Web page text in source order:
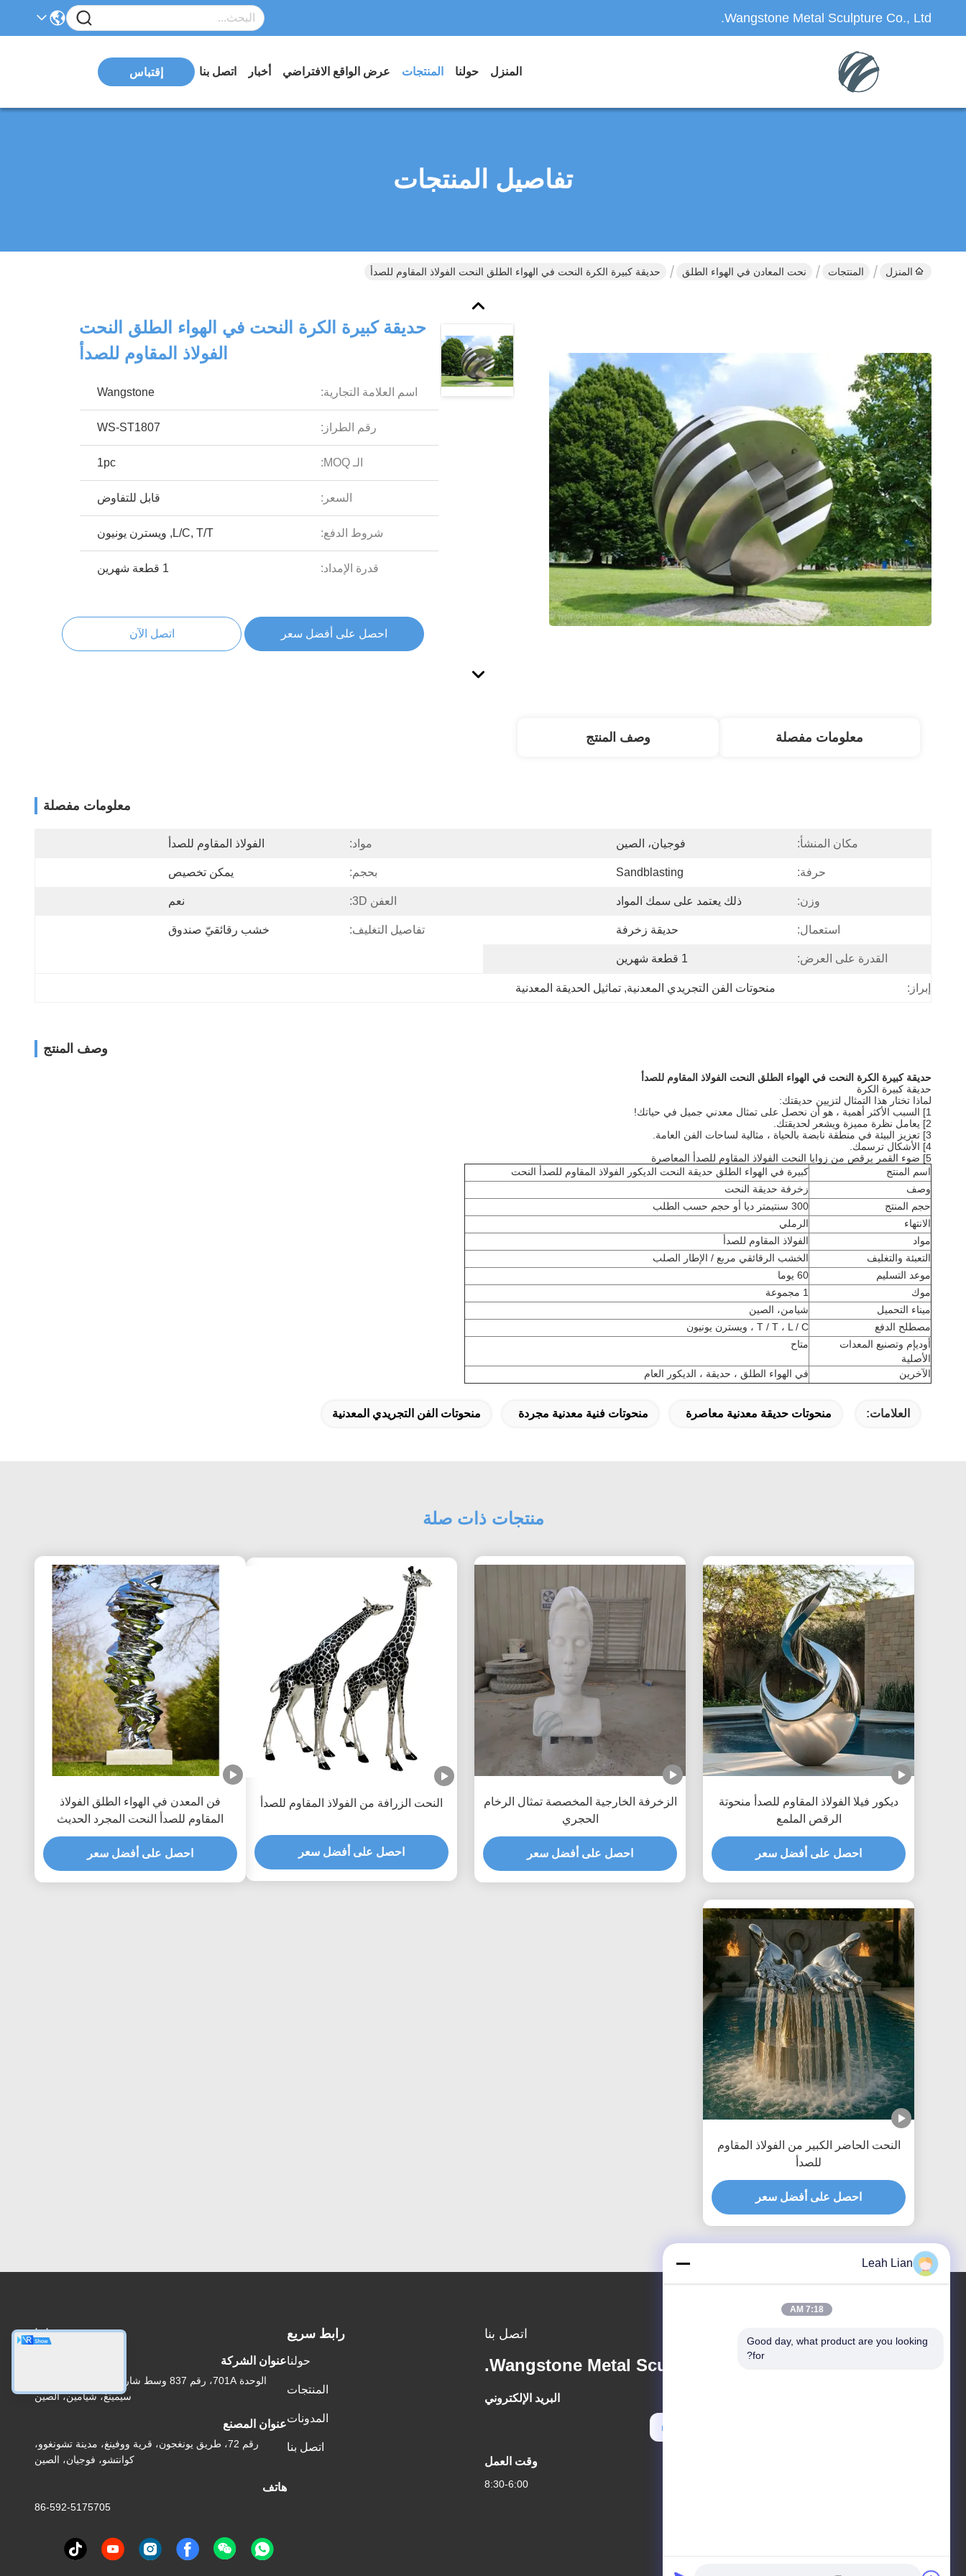
Wangstone Metal Sculpture Co., Ltd.
المنزل حولنا المنتجات عرض الواقع الافتراضي أخبار اتصل بنا إقتباس
تفاصيل المنتجات
المنزل المنتجات نحت المعادن في الهواء الطلق حديقة كبيرة الكرة النحت في الهواء الطلق النحت الفولاذ المقاوم للصدأ
حديقة كبيرة الكرة النحت في الهواء الطلق النحت
الفولاذ المقاوم للصدأ
اسم العلامة التجارية: Wangstone
رقم الطراز: WS-ST1807
الـ MOQ: 1pc
السعر: قابل للتفاوض
شروط الدفع: L/C, T/T, ويسترن يونيون
قدرة الإمداد: 1 قطعة شهرين
احصل على أفضل سعر اتصل الآن
معلومات مفصلة وصف المنتج
معلومات مفصلة
مكان المنشأ: فوجيان، الصين مواد: الفولاذ المقاوم للصدأ
حرفة: Sandblasting بحجم: يمكن تخصيص
وزن: ذلك يعتمد على سمك المواد العفن 3D: نعم
استعمال: حديقة زخرفة تفاصيل التغليف: خشب رقائقيّ صندوق
القدرة على العرض: 1 قطعة شهرين
إبراز: منحوتات الفن التجريدي المعدنية, تماثيل الحديقة المعدنية
وصف المنتج
حديقة كبيرة الكرة النحت في الهواء الطلق النحت الفولاذ المقاوم للصدأ
حديقة كبيرة الكرة
لماذا تختار هذا التمثال لتزيين حديقتك:
1] السبب الأكثر أهمية ، هو أن نحصل على تمثال معدني جميل في حياتك!
2] يعامل نظرة مميزة ويشعر لحديقتك.
3] تعزيز البيئة في منطقة نابضة بالحياة ، مثالية لساحات الفن العامة.
4] الأشكال ترسمك.
5] ضوء القمر يرقص من زوايا النحت الفولاذ المقاوم للصدأ المعاصرة
اسم المنتج
كبيرة في الهواء الطلق حديقة النحت الديكور الفولاذ المقاوم للصدأ النحت
وصف
زخرفة حديقة النحت
حجم المنتج
300 سنتيمتر ديا أو حجم حسب الطلب
الانتهاء
الرملي
مواد
الفولاذ المقاوم للصدأ
التعبئة والتغليف
الخشب الرقائقي مربع / الإطار الصلب
موعد التسليم
60 يوما
موك
1 مجموعة
ميناء التحميل
شيامن، الصين
مصطلح الدفع
T / T ، L / C ، ويسترن يونيون
أوديإم وتصنيع المعدات
الأصلية
متاح
الآخرين في الهواء الطلق ، حديقة ، الديكور العام
العلامات: منحوتات حديقة معدنية معاصرة منحوتات فنية معدنية مجردة منحوتات الفن التجريدي المعدنية
منتجات ذات صلة
ديكور فيلا الفولاذ المقاوم للصدأ منحوتة
الرقص الملمع
احصل على أفضل سعر
الزخرفة الخارجية المخصصة تمثال الرخام
الحجري
احصل على أفضل سعر
النحت الزرافة من الفولاذ المقاوم للصدأ
احصل على أفضل سعر
فن المعدن في الهواء الطلق الفولاذ
المقاوم للصدأ النحت المجرد الحديث
احصل على أفضل سعر
النحت الحاضر الكبير من الفولاذ المقاوم
للصدأ
احصل على أفضل سعر
اتصل بنا
Wangstone Metal Sculpture Co., Ltd.
البريد الإلكتروني
metal@wangstone.com
وقت العمل
8:30-6:00
رابط سريع
حولنا
المنتجات
المدونات
اتصل بنا
عنواننا
عنوان الشركة
الوحدة 701A، رقم 837 وسط شارع قيانبو الثاني، منطقة
سيمينغ، شيامين، الصين
عنوان المصنع
رقم 72، طريق يونغجون، قرية ووفينغ، مدينة تشونغوو،
كوانتشو، فوجيان، الصين
هاتف
86-592-5175705
Leah Lian
7:18 AM
Good day, what product are you looking
for?